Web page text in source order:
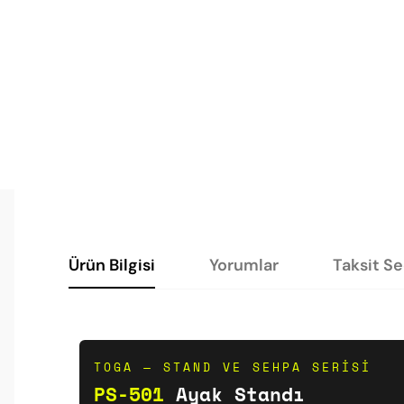
Ürün Bilgisi Yorumlar Taksit
TOGA — STAND VE SEHPA SERISI
PS-501 Ayak Standı